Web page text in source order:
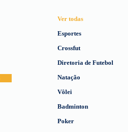
Ver todas
Esportes
Crossfut
Diretoria de Futebol
Natação
Vôlei
Badminton
Poker